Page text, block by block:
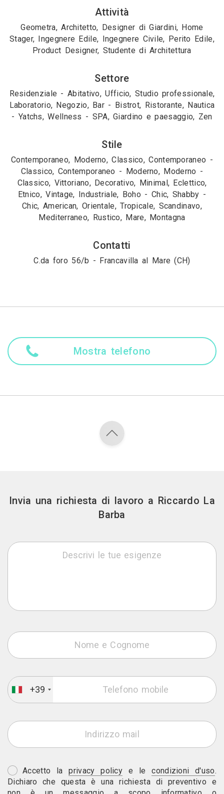
Attività
Geometra, Architetto, Designer di Giardini, Home
Stager, Ingegnere Edile, Ingegnere Civile, Perito Edile,
Product Designer, Studente di Architettura
Settore
Residenziale - Abitativo, Ufficio, Studio professionale,
Laboratorio, Negozio, Bar - Bistrot, Ristorante, Nautica
- Yatchs, Wellness - SPA, Giardino e paesaggio, Zen
Stile
Contemporaneo, Moderno, Classico, Contemporaneo -
Classico, Contemporaneo - Moderno, Moderno -
Classico, Vittoriano, Decorativo, Minimal, Eclettico,
Etnico, Vintage, Industriale, Boho - Chic, Shabby -
Chic, American, Orientale, Tropicale, Scandinavo,
Mediterraneo, Rustico, Mare, Montagna
Contatti
C.da foro 56/b - Francavilla al Mare (CH)
Mostra telefono
Invia una richiesta di lavoro a Riccardo La
Barba
+39
Accetto laprivacy policy e lecondizioni d'uso.
Dichiaro che questa è una richiesta di preventivo e